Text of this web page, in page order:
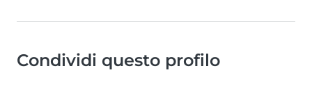
Condividi questo profilo